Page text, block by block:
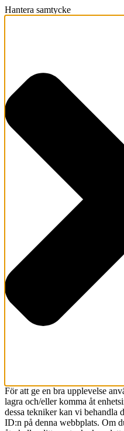
Hantera samtycke
För att ge en bra upplevelse
lagra och/eller komma åt
dessa tekniker kan vi behandla
ID:n på denna webbplats. Om